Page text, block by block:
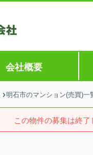
会社概要
明石市のマンション(売買)一
この物件の募集は終了